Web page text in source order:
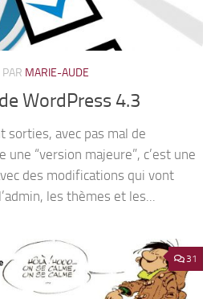
PAR MARIE-AUDE
WordPress 4.3
sorties, avec pas mal de
une “version majeure”, c’est une
des modifications qui vont
les thèmes et les...
31